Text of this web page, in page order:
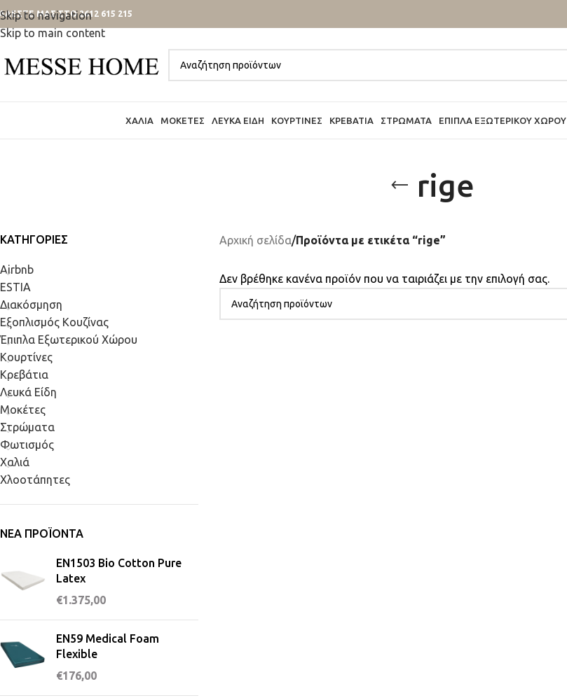
Skip to navigation
Skip to main content
ΜΑΣ ΣΤΟ 2612 615 215
ΧΑΛΙΆ ΜΟΚΈΤΕΣ ΛΕΥΚΆ ΕΊΔΗ ΚΟΥΡΤΊΝΕΣ ΚΡΕΒΆΤΙΑ ΣΤΡΏΜΑΤΑ ΈΠΙΠΛΑ ΕΞΩΤΕΡΙΚΟΎ ΧΏΡΟΥ
rige
ΚΑΤΗΓΟΡΊΕΣ
Airbnb
ESTIA
Διακόσμηση
Εξοπλισμός Κουζίνας
Έπιπλα Εξωτερικού Χώρου
Κουρτίνες
Κρεβάτια
Λευκά Είδη
Μοκέτες
Στρώματα
Φωτισμός
Χαλιά
Χλοοτάπητες
ΝΈΑ ΠΡΟΪΌΝΤΑ
EN1503 Bio Cotton Pure
Latex
€1.375,00
EN59 Medical Foam
Flexible
€176,00
Αρχική σελίδα/Προϊόντα με ετικέτα “rige”
Δεν βρέθηκε κανένα προϊόν που να ταιριάζει με την επιλογή σας.